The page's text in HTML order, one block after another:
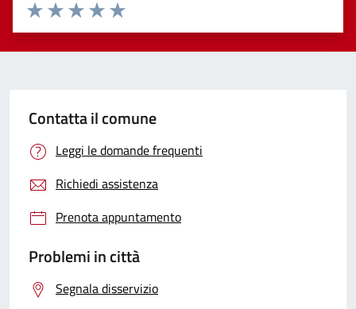
Valuta 5 stelle su 5
Valuta 4 stelle su 5
Valuta 3 stelle su 5
Valuta 2 stelle su 5
Valuta 1 stelle su 5
Contatta il comune
Leggi le domande frequenti
Richiedi assistenza
Prenota appuntamento
Problemi in città
Segnala disservizio